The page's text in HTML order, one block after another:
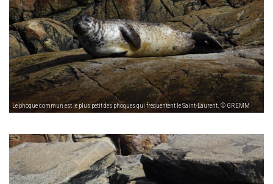
Le phoque commun est le plus petit des phoques qui fréquentent le Saint-Laurent. © GREMM